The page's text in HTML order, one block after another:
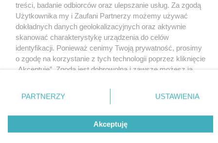
Cukierki mleczno-
rozane (SHEER
PAYRA)
4.6k 22 0
parasola
Fatayer Cheese -
przekaska z Bliskiego
Wschodu
5.6k
parasola
Wersja mobilna Napisz do nas
Regulamin
treści, badanie odbiorców oraz ulepszanie usług. Za zgodą
Użytkownika my i Zaufani Partnerzy możemy używać
dokładnych danych geolokalizacyjnych oraz aktywnie
skanować charakterystykę urządzenia do celów
identyfikacji. Ponieważ cenimy Twoją prywatność, prosimy
o zgodę na korzystanie z tych technologii poprzez kliknięcie
„Akceptuję”. Zgoda jest dobrowolna i zawsze możesz ją
znajdujący się w lewym dolnym rogu strony
. Niektóre
rodzaje przetwarzania danych nie wymagają zgody
użytkownika, ale masz prawo sprzeciwić się takiemu
przetwarzaniu. Preferencje będą miały zastosowania tylko
na tej witrynie.
PARTNERZY USTAWIENIA
Akceptuję